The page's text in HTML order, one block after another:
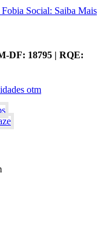
Fobia Social: Saiba Mais
DF: 18795 | RQE: